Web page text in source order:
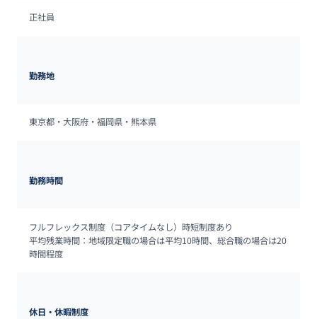
正社員
勤務地
東京都・大阪府・福岡県・熊本県
勤務時間
フルフレックス制度（コアタイムなし）時短制度あり
平均残業時間：地域限定職の場合は平均10時間、総合職の場合は20
時間程度
休日・休暇制度